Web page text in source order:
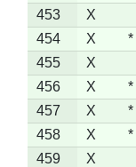
453
X
454
X *
455
X
456
X *
457
X *
458
X *
459
X